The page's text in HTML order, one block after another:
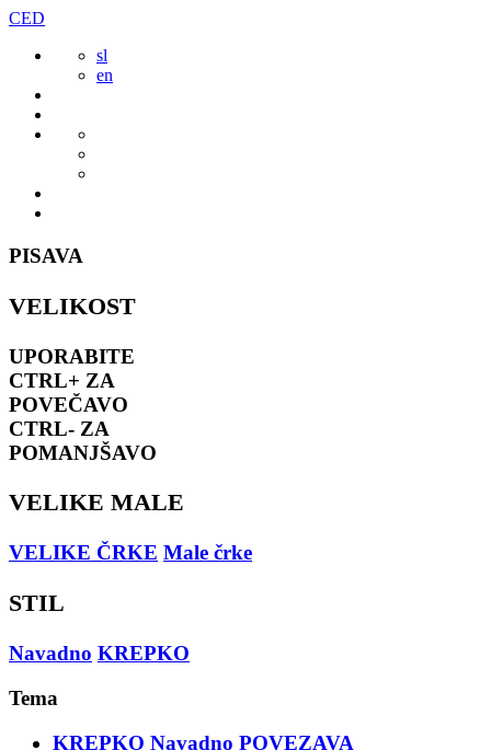
Preskoči
vsebine
CED
sl
en
PISAVA
VELIKOST
UPORABITE
CTRL+ ZA
POVEČAVO
CTRL- ZA
POMANJŠAVO
VELIKE MALE
VELIKE ČRKE Male črke
STIL
Navadno KREPKO
Tema
KREPKO Navadno POVEZAVA